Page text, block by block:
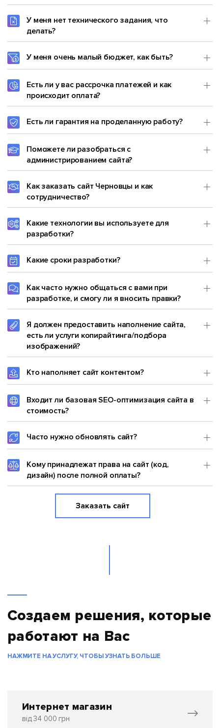
У меня нет технического задания, что
делать?
У меня очень малый бюджет, как быть?
Есть ли у вас рассрочка платежей и как
происходит оплата?
Есть ли гарантия на проделанную работу?
Поможете ли разобраться с
администрированием сайта?
Как заказать сайт Черновцы и как
сотрудничество?
Какие технологии вы используете для
разработки?
Какие сроки разработки?
Как часто нужно общаться с вами при
разработке, и смогу ли я вносить правки?
Я должен предоставить наполнение сайта,
есть ли услуги копирайтинга/подбора
изображений?
Кто наполняет сайт контентом?
Входит ли базовая SEO-оптимизация сайта в
стоимость?
Часто нужно обновлять сайт?
Кому принадлежат права на сайт (код,
дизайн) после полной оплаты?
Заказать сайт
Создаем решения, которые
работают на Вас
НАЖМИТЕ НА УСЛУГУ, ЧТОБЫ УЗНАТЬ БОЛЬШЕ
Интернет магазин
від 34 000 грн